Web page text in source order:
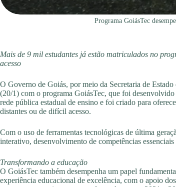
Programa GoiásTec
Mais de 9 mil estudantes já estão matriculados no
acesso
O Governo de Goiás, por meio da Secretaria de
(20/1) com o programa GoiásTec, que foi
rede pública estadual de ensino e foi criado para
distantes ou de difícil acesso.
Com o uso de ferramentas tecnológicas de última
interativo, desenvolvimento de competências
Transformando a educação
O GoiásTec também desempenha um papel
experiência educacional de excelência, com o apoio